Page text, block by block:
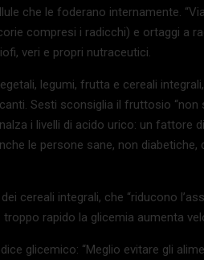
che le foderano internamente.
compresi i radicchi) e ortaggi a
veri e propri nutraceutici.
legumi, frutta e cereali
Sesti sconsiglia il fruttosio
i livelli di acido urico: un fattore
le persone sane, non
cereali integrali, che “riducono
rapido la glicemia aumenta
glicemico: “Meglio evitare gli